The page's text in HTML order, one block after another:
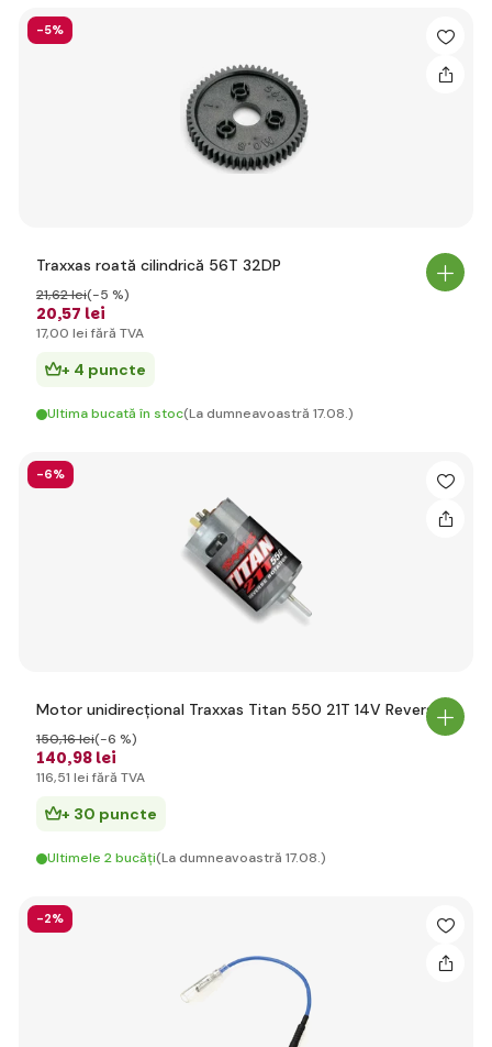
-5%
Traxxas roată cilindrică 56T 32DP
20,57 lei
21,62 lei(-5 %)
17,00 lei fără TVA
+ 4 puncte
Ultima bucată în stoc(La dumneavoastră 17.08.)
-6%
Motor unidirecțional Traxxas Titan 550 21T 14V Revers
140,98 lei
150,16 lei(-6 %)
116,51 lei fără TVA
+ 30 puncte
Ultimele 2 bucăți(La dumneavoastră 17.08.)
-2%